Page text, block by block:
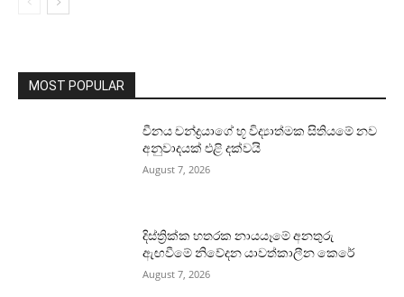
MOST POPULAR
චීනය චන්ද්‍රයාගේ භූ විද්‍යාත්මක සිතියමේ නව
අනුවාදයක් එළි දක්වයි
August 7, 2026
දිස්ත්‍රික්ක හතරක නායයෑමේ අනතුරු
ඇඟවීමේ නිවේදන යාවත්කාලීන කෙරේ
August 7, 2026